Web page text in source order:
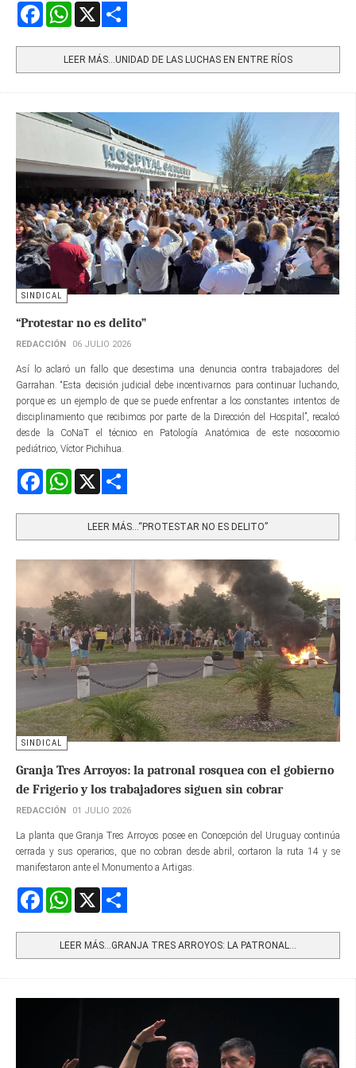
FacebookWhatsApp
LEER MÁS…UNIDAD DE LAS LUCHAS EN ENTRE RÍOS
SINDICAL
“Protestar no es delito”
REDACCIÓN 06 JULIO 2026
Así lo aclaró un fallo que desestima una denuncia contra trabajadores del
Garrahan. “Esta decisión judicial debe incentivarnos para continuar luchando,
porque es un ejemplo de que se puede enfrentar a los constantes intentos de
disciplinamiento que recibimos por parte de la Dirección del Hospital”, recalcó
desde la CoNaT el técnico en Patología Anatómica de este nosocomio
pediátrico, Víctor Pichihua.
FacebookWhatsApp
LEER MÁS…“PROTESTAR NO ES DELITO”
SINDICAL
Granja Tres Arroyos: la patronal rosquea con el gobierno
de Frigerio y los trabajadores siguen sin cobrar
REDACCIÓN 01 JULIO 2026
La planta que Granja Tres Arroyos posee en Concepción del Uruguay continúa
cerrada y sus operarios, que no cobran desde abril, cortaron la ruta 14 y se
manifestaron ante el Monumento a Artigas.
FacebookWhatsApp
LEER MÁS…GRANJA TRES ARROYOS: LA PATRONAL...